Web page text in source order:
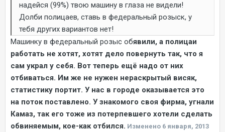
надейся (99%) твою машину в глаза не видели!
Долби полицаев, ставь в федеральный розыск, у
тебя других вариантов нет!
Машинку в федеральный розыс обявили, а полицаи
работать не хотят, хотят дело повернуть так, что я
сам украл у себя. Вот теперь ещё надо от них
отбиваться. Им же не нужен нераскрытый висяк,
статистику портит. У нас в городе оказывается это
на поток поставлено. У знакомого своя фирма, угнали
Камаз, так его тоже из потерпевшего хотели сделать
обвиняемым, кое-как отбился. Изменено 6 января, 2013